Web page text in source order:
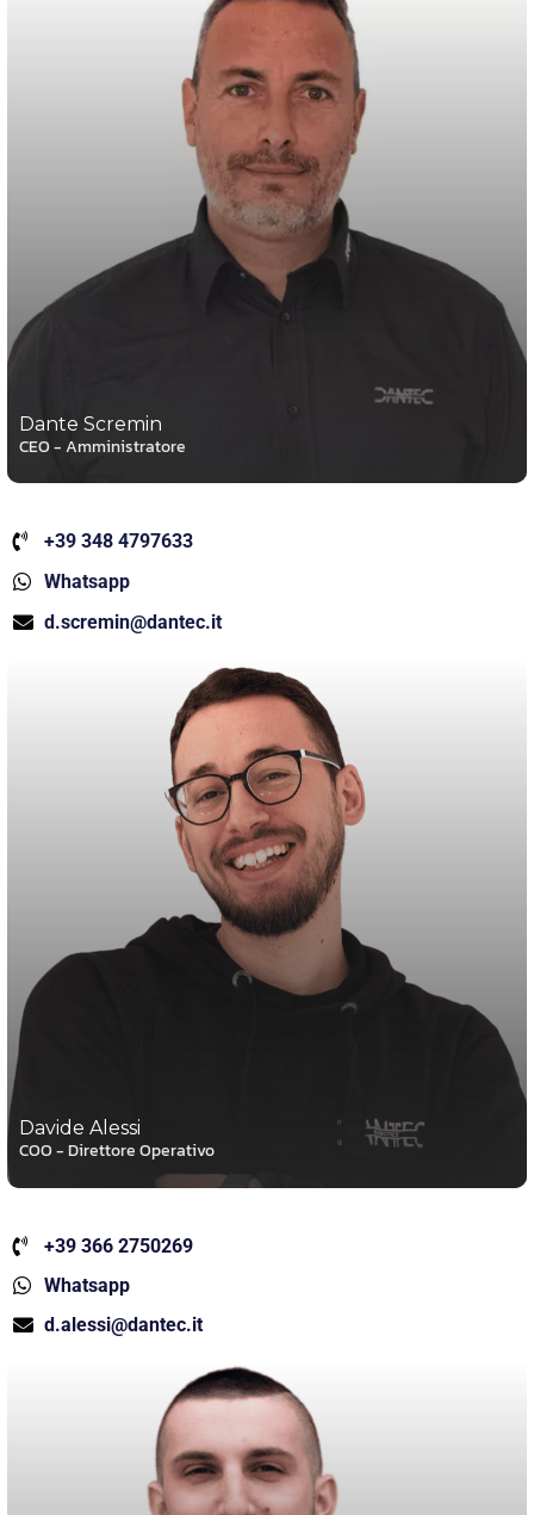
Dante Scremin
CEO - Amministratore
+39 348 4797633
Whatsapp
d.scremin@dantec.it
Davide Alessi
COO - Direttore Operativo
+39 366 2750269
Whatsapp
d.alessi@dantec.it